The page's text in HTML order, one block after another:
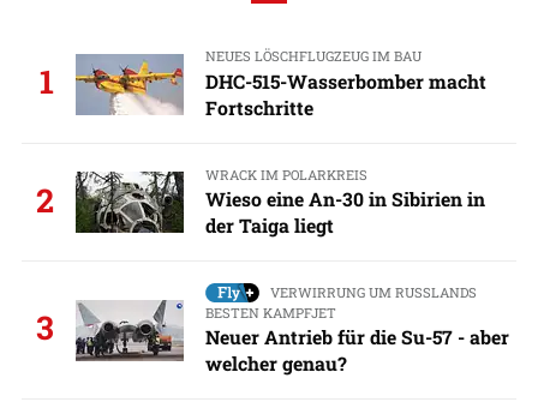
1
NEUES LÖSCHFLUGZEUG IM BAU
DHC-515-Wasserbomber macht
Fortschritte
2
WRACK IM POLARKREIS
Wieso eine An-30 in Sibirien in
der Taiga liegt
3
VERWIRRUNG UM RUSSLANDS
BESTEN KAMPFJET
Neuer Antrieb für die Su-57 - aber
welcher genau?